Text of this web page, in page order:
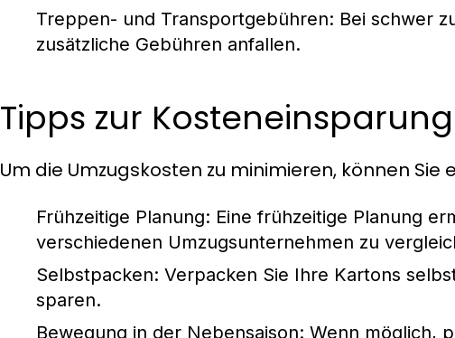
Treppen- und Transportgebühren: Bei schwer
zusätzliche Gebühren anfallen.
Tipps zur
Um die Umzugskosten zu minimieren, können Sie
Frühzeitige Planung: Eine frühzeitige Planung
verschiedenen Umzugsunternehmen zu
Selbstpacken: Verpacken Sie Ihre Kartons
sparen.
Bewegung in der Nebensaison: Wenn möglich,